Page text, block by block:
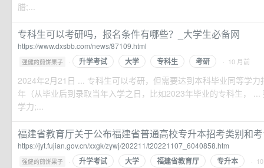
腊;...
专科生可以考研吗，报名条件有哪些？_大学生必备网
https://www.dxsbb.com/news/87109.html
强健的煎饼果子 · 升学考试 大学 专科生 考研 · 10 月前
2024年2月21日 ... 专科生可以考研，但需要达到本科毕业同等学
年（从毕业后到录取当年入学之日，比如2023年毕业的专科生，
学力;...
福建省教育厅关于公布福建省普通高校专升本招考类别和
https://jyt.fujian.gov.cn/xxgk/zywj/202211/t20221107_6040858.htm
强健的煎饼果子 · 升学考试 大学 福建省教育厅 专升本 ·